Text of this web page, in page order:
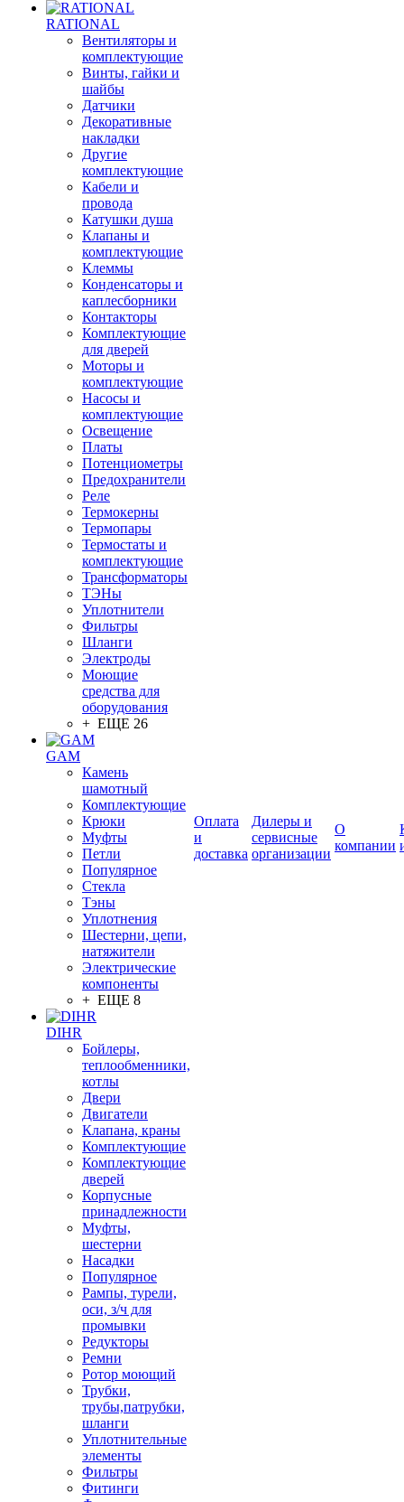
RATIONAL
Вентиляторы и
комплектующие
Винты, гайки и
шайбы
Датчики
Декоративные
накладки
Другие
комплектующие
Кабели и
провода
Катушки душа
Клапаны и
комплектующие
Клеммы
Конденсаторы и
каплесборники
Контакторы
Комплектующие
для дверей
Моторы и
комплектующие
Насосы и
комплектующие
Освещение
Платы
Потенциометры
Предохранители
Реле
Термокерны
Термопары
Термостаты и
комплектующие
Трансформаторы
ТЭНы
Уплотнители
Фильтры
Шланги
Электроды
Моющие
средства для
оборудования
+ ЕЩЕ 26
GAM
Камень
шамотный
Комплектующие
Крюки
Муфты
Петли
Популярное
Стекла
Тэны
Уплотнения
Шестерни, цепи,
натяжители
Электрические
компоненты
+ ЕЩЕ 8
DIHR
Бойлеры,
теплообменники,
котлы
Двери
Двигатели
Клапана, краны
Комплектующие
Комплектующие
дверей
Корпусные
принадлежности
Муфты,
шестерни
Насадки
Популярное
Рампы, турели,
оси, з/ч для
промывки
Редукторы
Ремни
Ротор моющий
Трубки,
трубы,патрубки,
шланги
Уплотнительные
элементы
Фильтры
Фитинги
Оплата
и
доставка
Дилеры и
сервисные
организации
О
компании